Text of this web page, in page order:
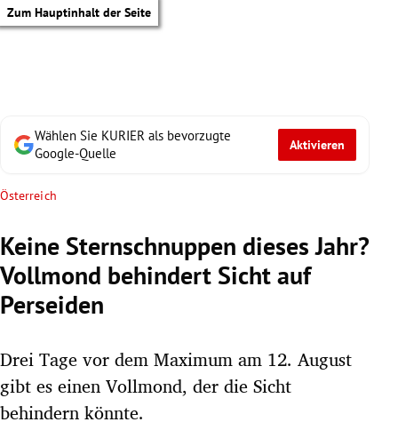
Zum Hauptinhalt der Seite
Untermenü
Untermenü
Wählen Sie KURIER als bevorzugte
Google-Quelle
Aktivieren
Österreich
Keine Sternschnuppen dieses Jahr?
Vollmond behindert Sicht auf
Perseiden
Drei Tage vor dem Maximum am 12. August
gibt es einen Vollmond, der die Sicht
behindern könnte.